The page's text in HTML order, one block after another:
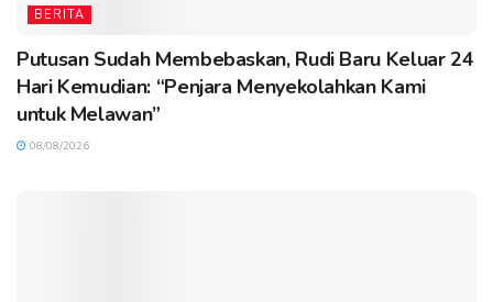
BERITA
Putusan Sudah Membebaskan, Rudi Baru Keluar 24
Hari Kemudian: “Penjara Menyekolahkan Kami
untuk Melawan”
08/08/2026